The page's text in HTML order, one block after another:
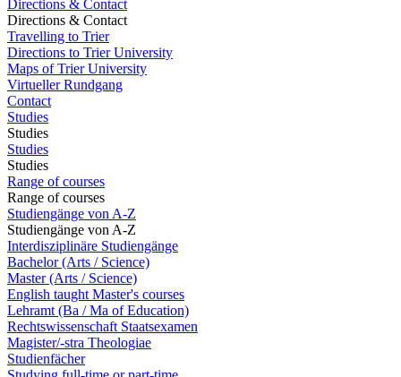
Directions & Contact
Directions & Contact
Travelling to Trier
Directions to Trier University
Maps of Trier University
Virtueller Rundgang
Contact
Studies
Studies
Studies
Studies
Range of courses
Range of courses
Studiengänge von A-Z
Studiengänge von A-Z
Interdisziplinäre Studiengänge
Bachelor (Arts / Science)
Master (Arts / Science)
English taught Master's courses
Lehramt (Ba / Ma of Education)
Rechtswissenschaft Staatsexamen
Magister/-stra Theologiae
Studienfächer